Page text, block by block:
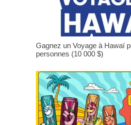
Gagnez un Voyage à Hawaï
personnes (10 000 $)